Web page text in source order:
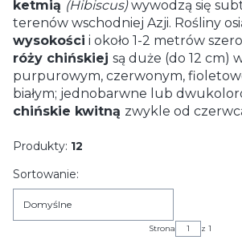
ketmią (Hibiscus)wywodzą się
terenów wschodniej Azji. Rośliny
wysokości i około 1-2 metrów
róży chińskiej są duże (do 12 cm)
purpurowym, czerwonym,
białym; jednobarwne lub
chińskie kwitną zwykle od
Produkty: 12
Lista produktów
Sortowanie:
Domyślne
Strona z 1